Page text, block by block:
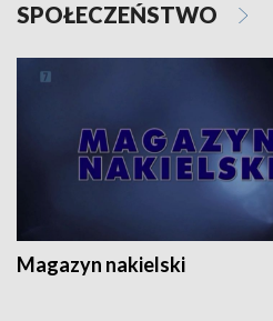
SPOŁECZEŃSTWO
Magazyn nakielski